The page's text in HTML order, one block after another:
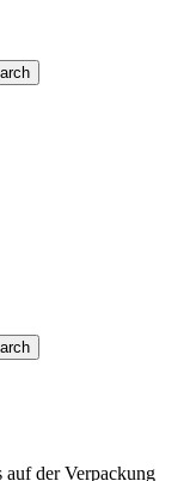
auf der Verpackung